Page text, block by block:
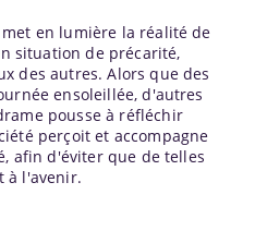
en lumière la réalité de
situation de précarité,
des autres. Alors que des
ensoleillée, d'autres
pousse à réfléchir
perçoit et accompagne
afin d'éviter que de telles
à l'avenir.